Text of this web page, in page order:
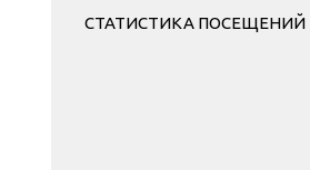
СТАТИСТИКА ПОСЕЩЕНИЙ